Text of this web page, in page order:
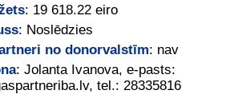
: 19 618.22 eiro
: Noslēdzies
no donorvalstīm: nav
: Jolanta Ivanova, e-pasts:
tel.: 28335816